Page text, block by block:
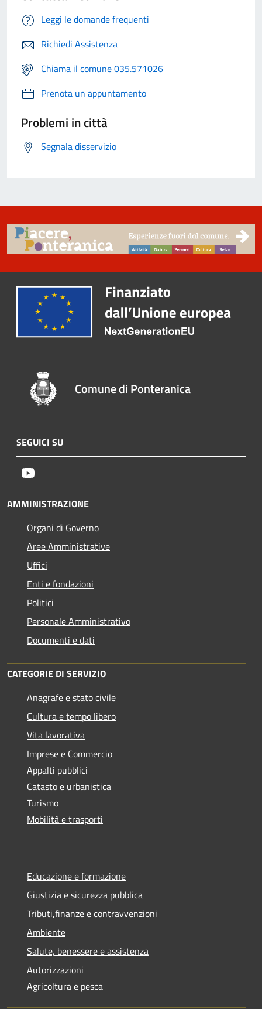
Leggi le domande frequenti
Richiedi Assistenza
Chiama il comune 035.571026
Prenota un appuntamento
Problemi in città
Segnala disservizio
Comune di Ponteranica
SEGUICI SU
AMMINISTRAZIONE
Organi di Governo
Aree Amministrative
Uffici
Enti e fondazioni
Politici
Personale Amministrativo
Documenti e dati
CATEGORIE DI SERVIZIO
Anagrafe e stato civile
Cultura e tempo libero
Vita lavorativa
Imprese e Commercio
Appalti pubblici
Catasto e urbanistica
Turismo
Mobilità e trasporti
Educazione e formazione
Giustizia e sicurezza pubblica
Tributi,finanze e contravvenzioni
Ambiente
Salute, benessere e assistenza
Autorizzazioni
Agricoltura e pesca